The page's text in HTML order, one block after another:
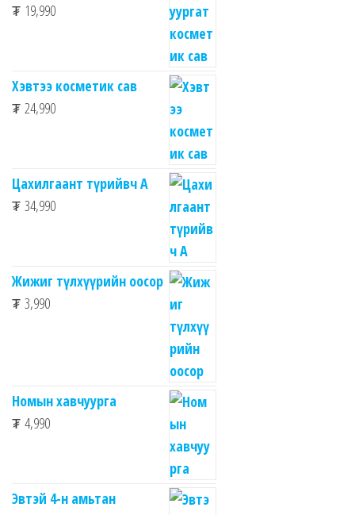
₮ 19,990
Хэвтээ косметик сав
₮ 24,990
Цахилгаант түрийвч А
₮ 34,990
Жижиг түлхүүрийн оосор
₮ 3,990
Номын хавчуурга
₮ 4,990
Эвтэй 4-н амьтан